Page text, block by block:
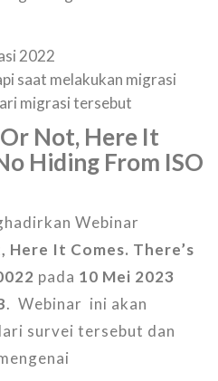
2022
saat melakukan migrasi
migrasi tersebut
Not, Here It
Hiding From ISO
Webinar
Here It Comes. There’s
pada 10 Mei 2023
. Webinar ini akan
survei tersebut dan